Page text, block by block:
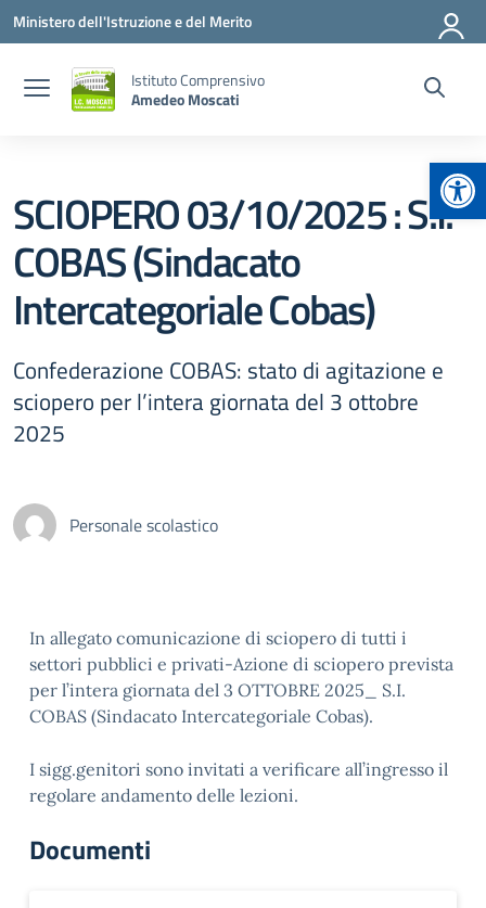
Vai ai contenuti
Vai al menu di navigazione
Vai al footer
Ministero dell'Istruzione e del Merito
Istituto Comprensivo
Amedeo Moscati
SCIOPERO 03/10/2025 : S.I.
COBAS (Sindacato
Intercategoriale Cobas)
Confederazione COBAS: stato di agitazione e
sciopero per l’intera giornata del 3 ottobre
2025
Personale scolastico
In allegato comunicazione di sciopero di tutti i
settori pubblici e privati-Azione di sciopero prevista
per l’intera giornata del 3 OTTOBRE 2025_ S.I.
COBAS (Sindacato Intercategoriale Cobas).
I sigg.genitori sono invitati a verificare all’ingresso il
regolare andamento delle lezioni.
Documenti